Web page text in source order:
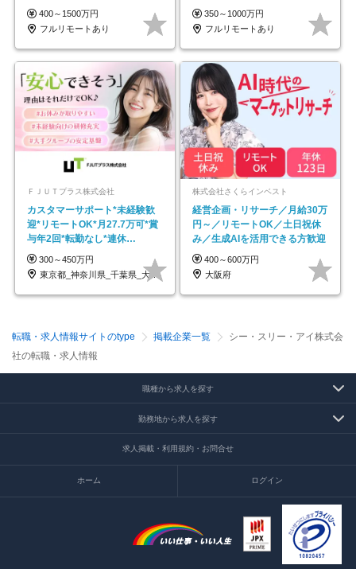
◆10名の採用が決定◆
400～1500万円
フルリモートあり
ネイル自由／副業OK
350～1000万円
フルリモートあり
ＦＪＵＴプラス株式会社
カスタマーサポート*未経験歓
迎*リモートOK*月27.7万可*賞
与年2回*転勤なし*連休
OK/ZE010232
300～450万円
東京都_神奈川県_千葉県_大阪府_愛知県…
株式会社さくらインベスト
経営企画・リサーチ／月給30万
円～／リモートOK／土日祝休
み／生成AIを活用できる方歓迎
400～600万円
大阪府
転職・求人情報サイトのtype 掲載企業一覧
シー・スリー・アイ株式会
社の転職・求人情報
職種から求人を探す
勤務地から求人を探す
求人掲載・利用規約・お問合せ
ホーム ログイン